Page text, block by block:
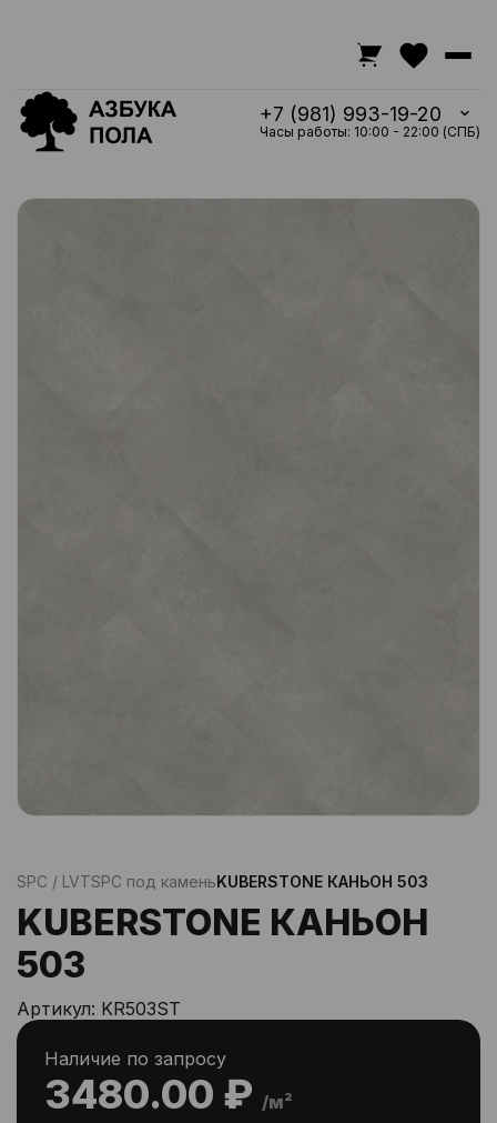
+7 (981) 993-19-20
Часы работы: 10:00 - 22:00 (СПБ)
SPC / LVTSPC под каменьKUBERSTONE КАНЬОН 503
KUBERSTONE КАНЬОН
503
Артикул: KR503ST
3480.00 ₽ /м²
Наличие по запросу